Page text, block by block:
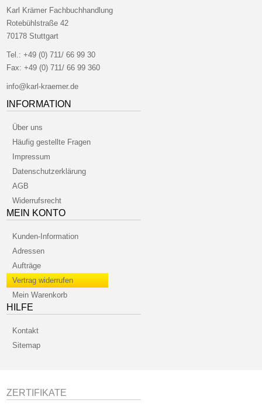
Karl Krämer Fachbuchhandlung
Rotebühlstraße 42
70178 Stuttgart
Tel.:+49 (0) 711/ 66 99 30
Fax: +49 (0) 711/ 66 99 360
info@karl-kraemer.de
INFORMATION
Über uns
Häufig gestellte Fragen
Impressum
Datenschutzerklärung
AGB
Widerrufsrecht
MEIN KONTO
Kunden-Information
Adressen
Aufträge
Vertrag widerrufen
Mein Warenkorb
HILFE
Kontakt
Sitemap
ZERTIFIKATE